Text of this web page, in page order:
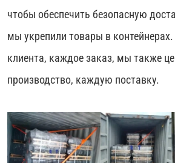
чтобы обеспечить безопасную
мы укрепили товары в
клиента, каждое заказ, мы также
производство, каждую поставку.